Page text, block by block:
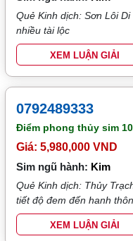
Quẻ Kinh dịch: Sơn Lôi
nhiều tài lộc
XEM LUẬN GIẢI
0792489333
Điểm phong thủy sim
Giá: 5,980,000 VND
Sim ngũ hành: Kim
Quẻ Kinh dịch: Thủy
tiết độ đem đến hanh
XEM LUẬN GIẢI